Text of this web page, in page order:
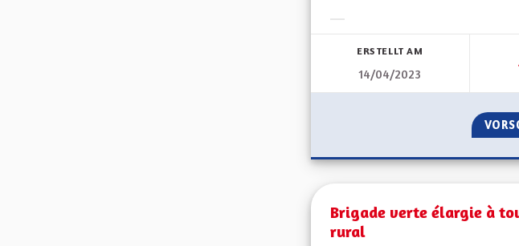
ERSTELLT AM
14/04/2023
Brigade verte élargie à
rural